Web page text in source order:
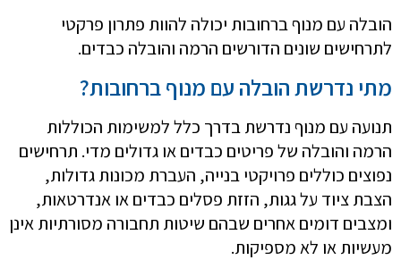
הובלה עם מנוף ברחובות יכולה להוות פתרון פרקטי
לתרחישים שונים הדורשים הרמה והובלה כבדים.
מתי נדרשת הובלה עם מנוף ברחובות?
תנועה עם מנוף נדרשת בדרך כלל למשימות הכוללות
הרמה והובלה של פריטים כבדים או גדולים מדי. תרחישים
נפוצים כוללים פרויקטי בנייה, העברת מכונות גדולות,
הצבת ציוד על גגות, הזזת פסלים כבדים או אנדרטאות,
ומצבים דומים אחרים שבהם שיטות תחבורה מסורתיות אינן
מעשיות או לא מספיקות.